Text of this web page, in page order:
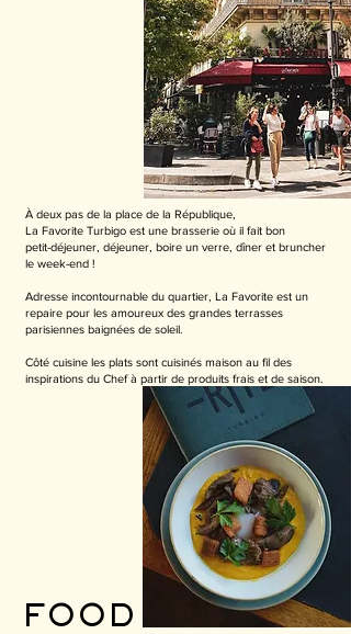
À deux pas de la place de la République,
La Favorite Turbigo est une brasserie où il fait bon
petit-déjeuner, déjeuner, boire un verre, dîner et bruncher
le week-end !
Adresse incontournable du quartier, La Favorite est un
repaire pour les amoureux des grandes terrasses
parisiennes baignées de soleil.
Côté cuisine les plats sont cuisinés maison au fil des
inspirations du Chef à partir de produits frais et de saison.
FOOD